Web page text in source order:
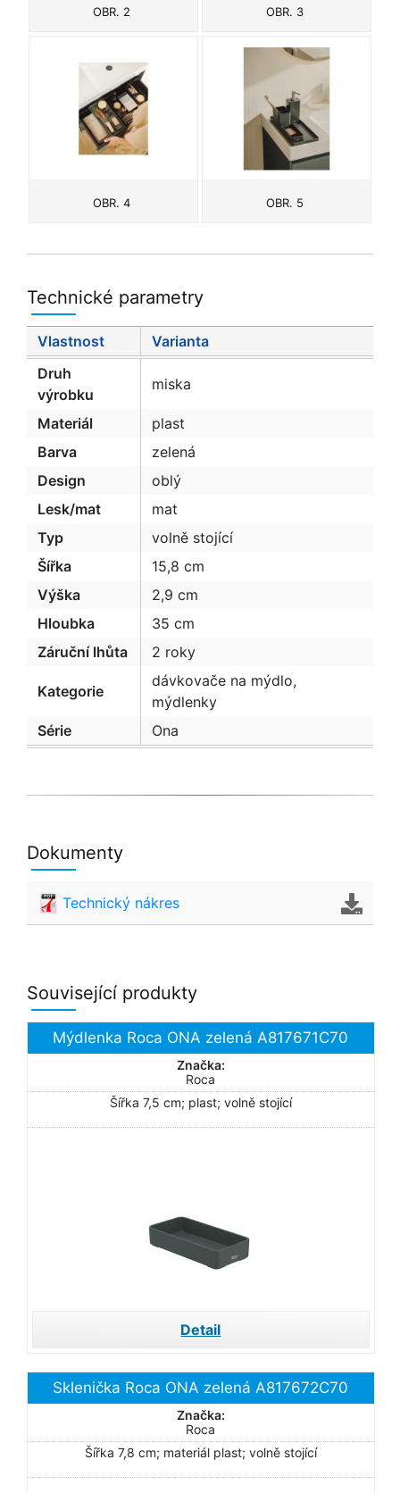
OBR. 2 OBR. 3
OBR. 4 OBR. 5
Technické parametry
Vlastnost
Varianta
Druh
výrobku
miska
Materiál
plast
Barva
zelená
Design
oblý
Lesk/mat
mat
Typ
volně stojící
Šířka
15,8 cm
Výška
2,9 cm
Hloubka
35 cm
Záruční lhůta
2 roky
Kategorie
dávkovače na mýdlo,
mýdlenky
Série
Ona
Dokumenty
Technický nákres
Související produkty
Mýdlenka Roca ONA zelená A817671C70
Značka:
Roca
Šířka 7,5 cm; plast; volně stojící
Detail
Sklenička Roca ONA zelená A817672C70
Značka:
Roca
Šířka 7,8 cm; materiál plast; volně stojící